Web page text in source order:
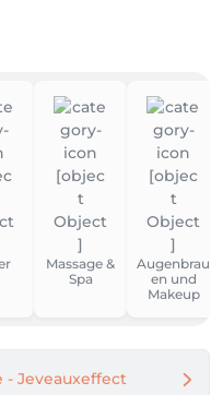
Massage &
Spa
Augenbrau
en und
Makeup
- Jeveauxeffect